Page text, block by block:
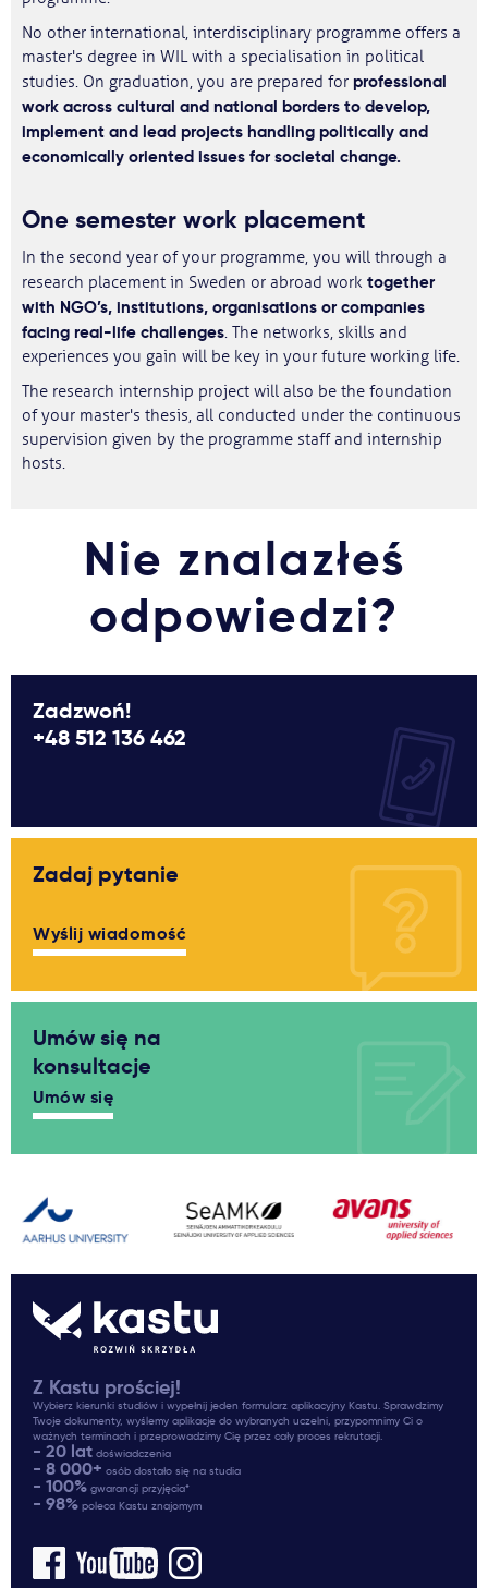
No other international, interdisciplinary programme offers a
master's degree in WIL with a specialisation in political
studies. On graduation, you are prepared for professional
work across cultural and national borders to develop,
implement and lead projects handling politically and
economically oriented issues for societal change.
One semester work placement
In the second year of your programme, you will through a
research placement in Sweden or abroad work together
with NGO’s, institutions, organisations or companies
facing real-life challenges. The networks, skills and
experiences you gain will be key in your future working life.
The research internship project will also be the foundation
of your master's thesis, all conducted under the continuous
supervision given by the programme staff and internship
hosts.
Nie znalazłeś
odpowiedzi?
Zadzwoń!
+48 512 136 462
Zadaj pytanie
Wyślij wiadomość
Umów się na
konsultacje
Umów się
Z Kastu prościej!
Wybierz kierunki studiów i wypełnij jeden formularz aplikacyjny Kastu. Sprawdzimy
Twoje dokumenty, wyślemy aplikacje do wybranych uczelni, przypomnimy Ci o
ważnych terminach i przeprowadzimy Cię przez cały proces rekrutacji.
- 20 lat doświadczenia
- 8 000+ osób dostało się na studia
- 100% gwarancji przyjęcia*
- 98% poleca Kastu znajomym